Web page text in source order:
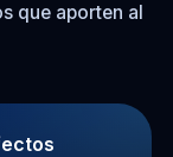
que aporten al